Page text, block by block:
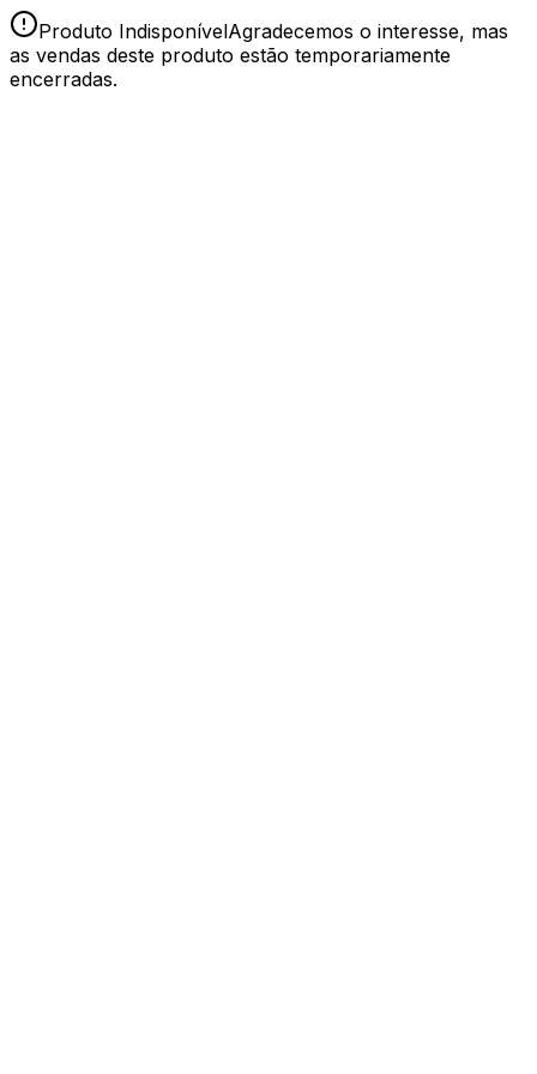
Produto IndisponívelAgradecemos o interesse, mas
as vendas deste produto estão temporariamente
encerradas.